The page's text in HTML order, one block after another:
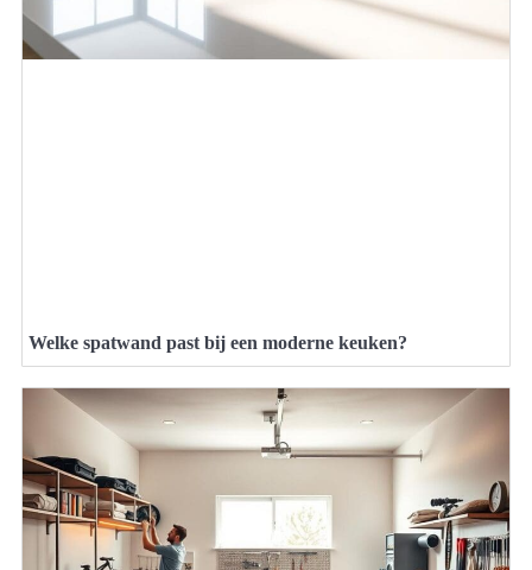
Welke spatwand past bij een moderne keuken?